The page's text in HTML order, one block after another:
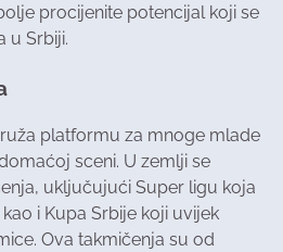
procijenite potencijal koji se
u Srbiji.
platformu za mnoge mlade
sceni. U zemlji se
uključujući Super ligu koja
i Kupa Srbije koji uvijek
Ova takmičenja su od